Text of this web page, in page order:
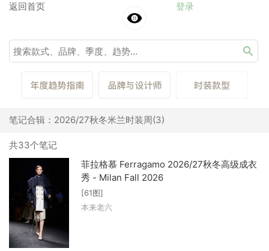
返回首页 登录
笔记合辑：2026/27秋冬米兰时装周(3)
共33个笔记
菲拉格慕 Ferragamo 2026/27秋冬高级成衣
秀 - Milan Fall 2026
[61图]
本来老六